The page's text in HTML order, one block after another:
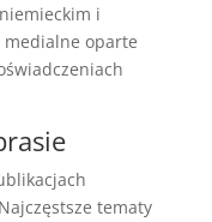
i
oparte
tematy